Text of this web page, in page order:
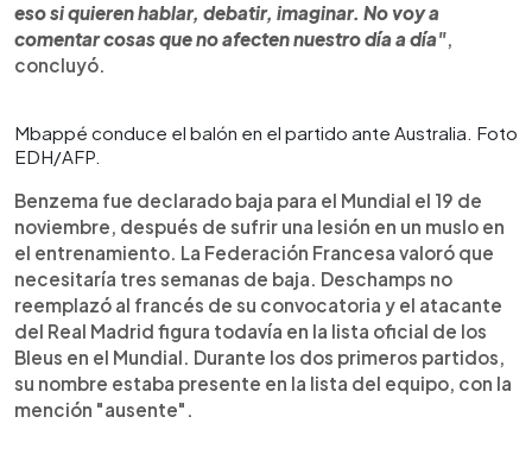
eso si quieren hablar, debatir, imaginar. No voy a
comentar cosas que no afecten nuestro día a día",
concluyó.
Mbappé conduce el balón en el partido ante Australia. Foto
EDH/AFP.
Benzema fue declarado baja para el Mundial el 19 de
noviembre, después de sufrir una lesión en un muslo en
el entrenamiento. La Federación Francesa valoró que
necesitaría tres semanas de baja. Deschamps no
reemplazó al francés de su convocatoria y el atacante
del Real Madrid figura todavía en la lista oficial de los
Bleus en el Mundial. Durante los dos primeros partidos,
su nombre estaba presente en la lista del equipo, con la
mención "ausente".